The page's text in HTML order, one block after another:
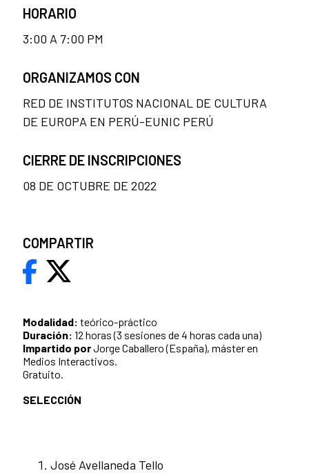
Modalidad: teórico-práctico
Duración: 12 horas (3 sesiones de 4 horas cada una)
Impartido porJorge Caballero (España), máster en
Medios Interactivos.
Gratuito.
SELECCIÓN
José Avellaneda Tello
HORARIO
3:00 A 7:00 PM
ORGANIZAMOS CON
RED DE INSTITUTOS NACIONAL DE CULTURA
DE EUROPA EN PERÚ-EUNIC PERÚ
CIERRE DE INSCRIPCIONES
08 DE OCTUBRE DE 2022
COMPARTIR